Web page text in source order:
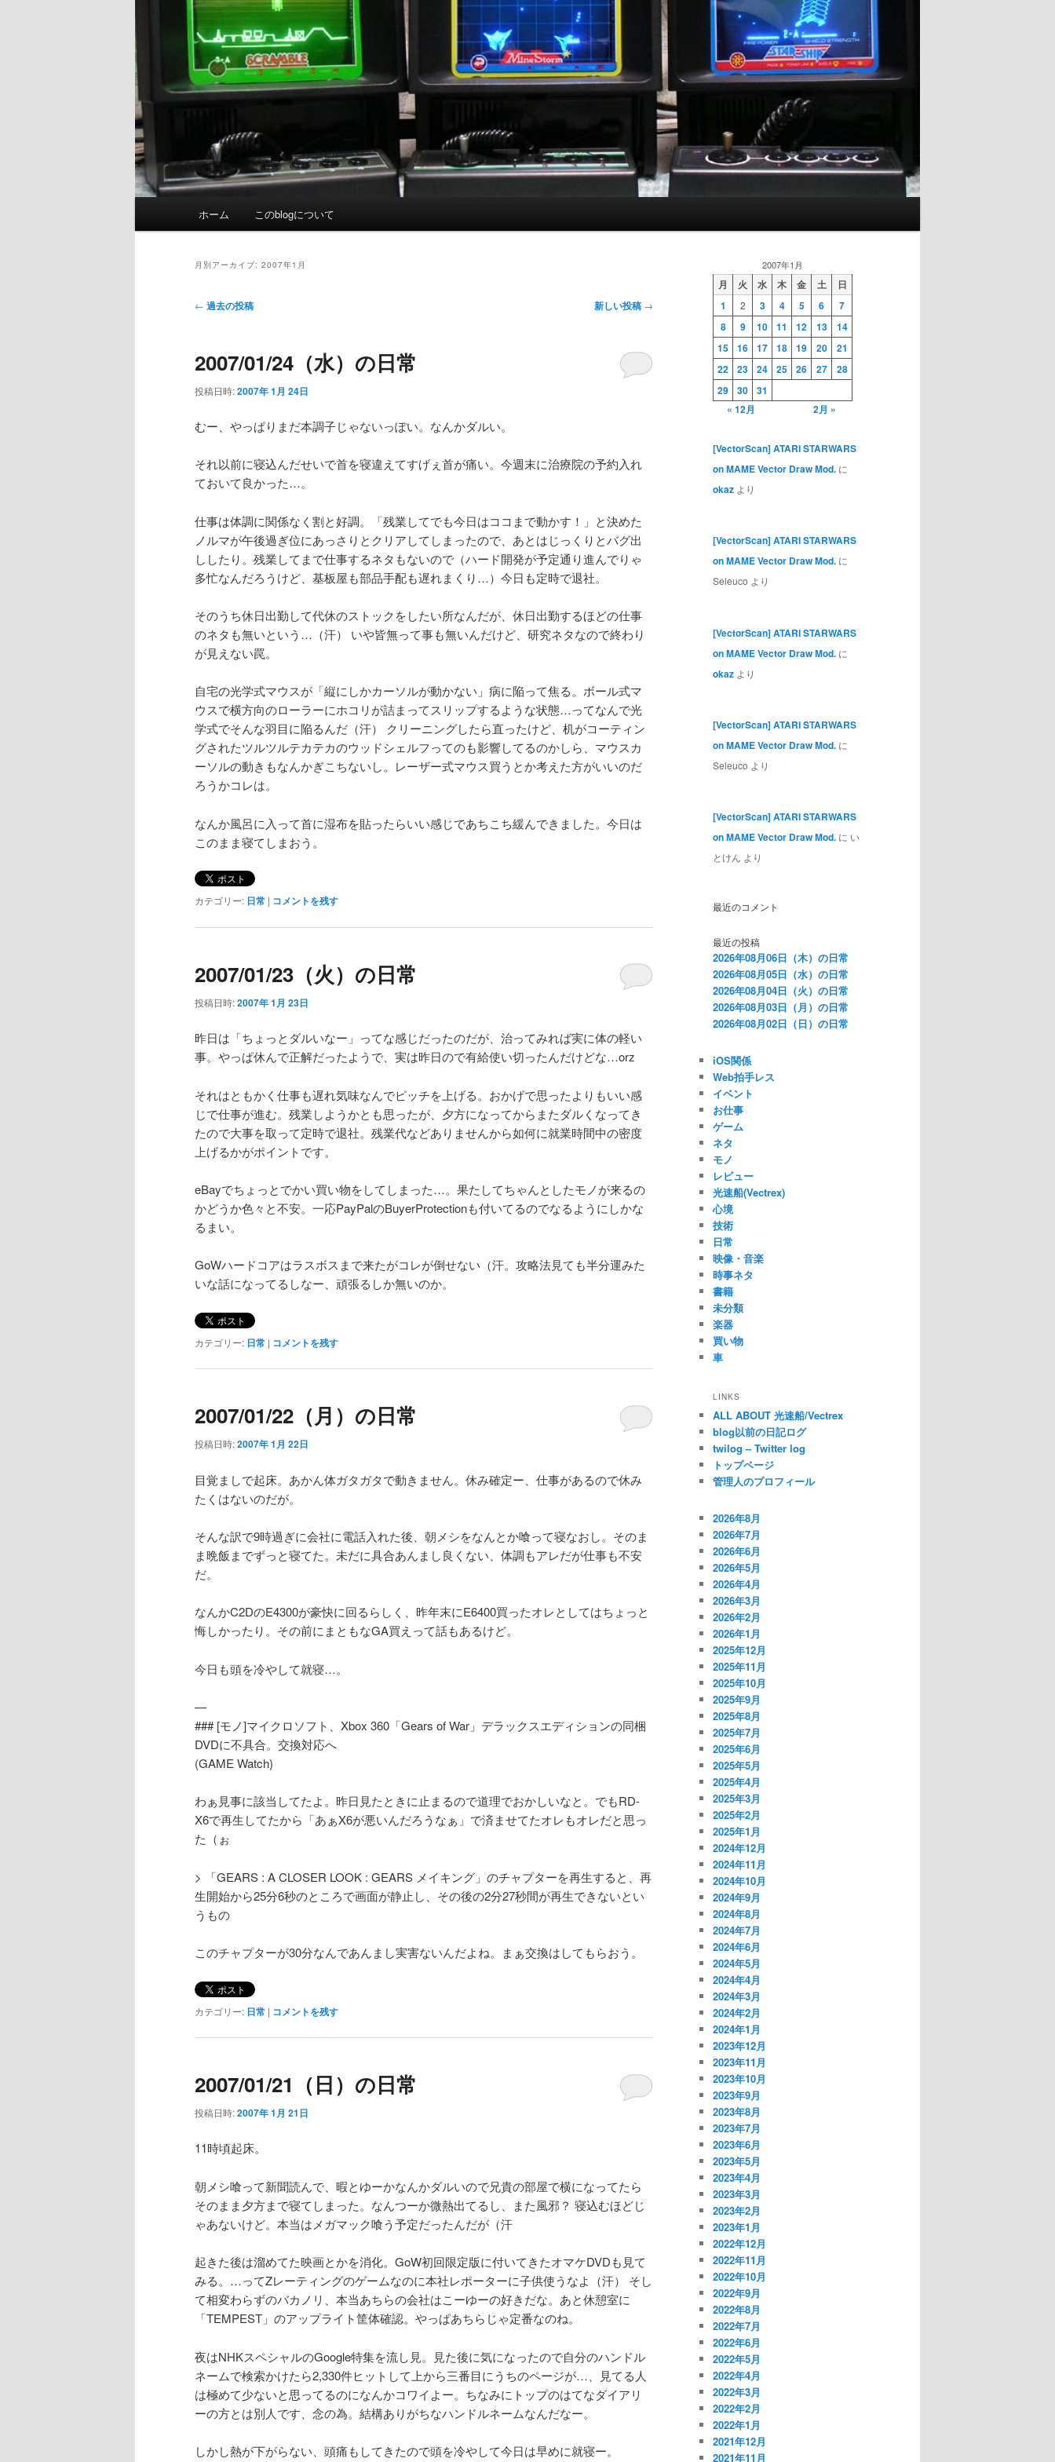
ホーム このblogについて
月別アーカイブ: 2007年1月
投
ビ
ー
シ
ョ
← 過去の投稿 新しい投稿 →
2007/01/24（水）の日常
投稿日時:2007年 1月 24日
むー、やっぱりまだ本調子じゃないっぽい。なんかダルい。
それ以前に寝込んだせいで首を寝違えてすげぇ首が痛い。今週末に治療院の予約入れ
ておいて良かった…。
仕事は体調に関係なく割と好調。「残業してでも今日はココまで動かす！」と決めた
ノルマが午後過ぎ位にあっさりとクリアしてしまったので、あとはじっくりとバグ出
ししたり。残業してまで仕事するネタもないので（ハード開発が予定通り進んでりゃ
多忙なんだろうけど、基板屋も部品手配も遅れまくり…）今日も定時で退社。
そのうち休日出勤して代休のストックをしたい所なんだが、休日出勤するほどの仕事
のネタも無いという…（汗） いや皆無って事も無いんだけど、研究ネタなので終わり
が見えない罠。
自宅の光学式マウスが「縦にしかカーソルが動かない」病に陥って焦る。ボール式マ
ウスで横方向のローラーにホコリが詰まってスリップするような状態…ってなんで光
学式でそんな羽目に陥るんだ（汗） クリーニングしたら直ったけど、机がコーティン
グされたツルツルテカテカのウッドシェルフってのも影響してるのかしら、マウスカ
ーソルの動きもなんかぎこちないし。レーザー式マウス買うとか考えた方がいいのだ
ろうかコレは。
なんか風呂に入って首に湿布を貼ったらいい感じであちこち緩んできました。今日は
このまま寝てしまおう。
カテゴリー: 日常 | コメントを残す
2007/01/23（火）の日常
投稿日時:2007年 1月 23日
昨日は「ちょっとダルいなー」ってな感じだったのだが、治ってみれば実に体の軽い
事。やっぱ休んで正解だったようで、実は昨日ので有給使い切ったんだけどな…orz
それはともかく仕事も遅れ気味なんでピッチを上げる。おかげで思ったよりもいい感
じで仕事が進む。残業しようかとも思ったが、夕方になってからまたダルくなってき
たので大事を取って定時で退社。残業代などありませんから如何に就業時間中の密度
上げるかがポイントです。
eBayでちょっとでかい買い物をしてしまった…。果たしてちゃんとしたモノが来るの
かどうか色々と不安。一応PayPalのBuyerProtectionも付いてるのでなるようにしかな
るまい。
GoWハードコアはラスボスまで来たがコレが倒せない（汗。攻略法見ても半分運みた
いな話になってるしなー、頑張るしか無いのか。
カテゴリー: 日常 | コメントを残す
2007/01/22（月）の日常
投稿日時:2007年 1月 22日
目覚ましで起床。あかん体ガタガタで動きません。休み確定ー、仕事があるので休み
たくはないのだが。
そんな訳で9時過ぎに会社に電話入れた後、朝メシをなんとか喰って寝なおし。そのま
ま晩飯までずっと寝てた。未だに具合あんまし良くない、体調もアレだが仕事も不安
だ。
なんかC2DのE4300が豪快に回るらしく、昨年末にE6400買ったオレとしてはちょっと
悔しかったり。その前にまともなGA買えって話もあるけど。
今日も頭を冷やして就寝…。
—
### [モノ]マイクロソフト、Xbox 360「Gears of War」デラックスエディションの同梱
DVDに不具合。交換対応へ
(GAME Watch)
わぁ見事に該当してたよ。昨日見たときに止まるので道理でおかしいなと。でもRD-
X6で再生してたから「あぁX6が悪いんだろうなぁ」で済ませてたオレもオレだと思っ
た（ぉ
> 「GEARS : A CLOSER LOOK : GEARS メイキング」のチャプターを再生すると、再
生開始から25分6秒のところで画面が静止し、その後の2分27秒間が再生できないとい
うもの
このチャプターが30分なんであんまし実害ないんだよね。まぁ交換はしてもらおう。
カテゴリー: 日常 | コメントを残す
2007/01/21（日）の日常
投稿日時:2007年 1月 21日
11時頃起床。
朝メシ喰って新聞読んで、暇とゆーかなんかダルいので兄貴の部屋で横になってたら
そのまま夕方まで寝てしまった。なんつーか微熱出てるし、また風邪？ 寝込むほどじ
ゃあないけど。本当はメガマック喰う予定だったんだが（汗
起きた後は溜めてた映画とかを消化。GoW初回限定版に付いてきたオマケDVDも見て
みる。…ってZレーティングのゲームなのに本社レポーターに子供使うなよ（汗） そし
て相変わらずのバカノリ、本当あちらの会社はこーゆーの好きだな。あと休憩室に
「TEMPEST」のアップライト筐体確認。やっぱあちらじゃ定番なのね。
夜はNHKスペシャルのGoogle特集を流し見。見た後に気になったので自分のハンドル
ネームで検索かけたら2,330件ヒットして上から三番目にうちのページが…、見てる人
は極めて少ないと思ってるのになんかコワイよー。ちなみにトップのはてなダイアリ
ーの方とは別人です、念の為。結構ありがちなハンドルネームなんだなー。
しかし熱が下がらない、頭痛もしてきたので頭を冷やして今日は早めに就寝ー。
2007年1月
月 火 水 木 金 土
日
1
2 3 4 5 6
7
8
9 10 11 12 13
14
15
16 17 18 19 20
21
22
23 24 25 26 27
28
29
30
31
« 12月
2月 »
[VectorScan] ATARI STARWARS
on MAME Vector Draw Mod. に
okaz より
[VectorScan] ATARI STARWARS
on MAME Vector Draw Mod. に
Seleuco より
[VectorScan] ATARI STARWARS
on MAME Vector Draw Mod. に
okaz より
[VectorScan] ATARI STARWARS
on MAME Vector Draw Mod. に
Seleuco より
[VectorScan] ATARI STARWARS
on MAME Vector Draw Mod. に い
とけん より
最近のコメント
最近の投稿
2026年08月06日（木）の日常
2026年08月05日（水）の日常
2026年08月04日（火）の日常
2026年08月03日（月）の日常
2026年08月02日（日）の日常
iOS関係
Web拍手レス
イベント
お仕事
ゲーム
ネタ
モノ
レビュー
光速船(Vectrex)
心境
技術
日常
映像・音楽
時事ネタ
書籍
未分類
楽器
買い物
車
LINKS
ALL ABOUT 光速船/Vectrex
blog以前の日記ログ
twilog – Twitter log
トップページ
管理人のプロフィール
2026年8月
2026年7月
2026年6月
2026年5月
2026年4月
2026年3月
2026年2月
2026年1月
2025年12月
2025年11月
2025年10月
2025年9月
2025年8月
2025年7月
2025年6月
2025年5月
2025年4月
2025年3月
2025年2月
2025年1月
2024年12月
2024年11月
2024年10月
2024年9月
2024年8月
2024年7月
2024年6月
2024年5月
2024年4月
2024年3月
2024年2月
2024年1月
2023年12月
2023年11月
2023年10月
2023年9月
2023年8月
2023年7月
2023年6月
2023年5月
2023年4月
2023年3月
2023年2月
2023年1月
2022年12月
2022年11月
2022年10月
2022年9月
2022年8月
2022年7月
2022年6月
2022年5月
2022年4月
2022年3月
2022年2月
2022年1月
2021年12月
2021年11月